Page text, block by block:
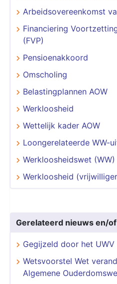
Arbeidsovereenkomst
Financiering
(FVP)
Pensioenakkoord
Omscholing
Belastingplannen AOW
Werkloosheid
Wettelijk kader AOW
Loongerelateerde WW-
Werkloosheidswet (WW)
Werkloosheid
Gerelateerd nieuws en/
Gegijzeld door het UWV
Wetsvoorstel Wet
Algemene